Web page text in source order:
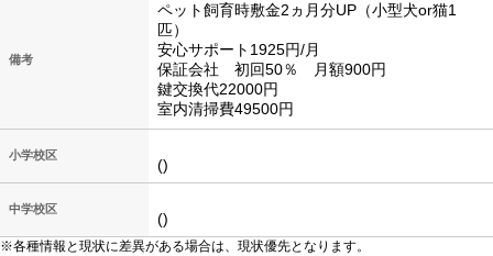
備考
ペット飼育時敷金2ヵ月分UP（小型犬or猫1
匹）
安心サポート1925円/月
保証会社 初回50％ 月額900円
鍵交換代22000円
室内清掃費49500円
小学校区
()
中学校区
()
※各種情報と現状に差異がある場合は、現状優先となります。